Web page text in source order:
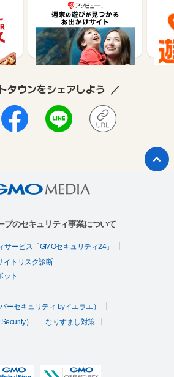
遊び予約／レジャーチケ
ット購入サイト「アソビ
ュー！」
1.5%
タウンをシェアしよう
プのセキュリティ事業について
ービス「GMOセキュリティ24」
イトリスク診断
ット
ーセキュリティ byイエラエ）
）
なりすまし対策